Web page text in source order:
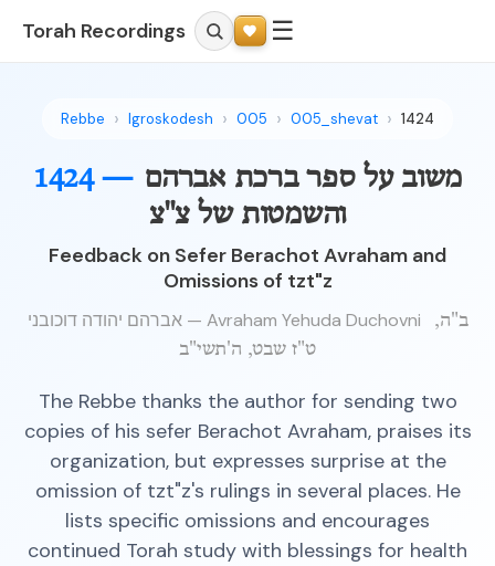
Torah Recordings ☰
Rebbe Igroskodesh 005 005_shevat 1424
1424 — משוב על ספר ברכת אברהם
והשמטות של צ"צ
Feedback on Sefer Berachot Avraham and
Omissions of tzt"z
אברהם יהודה דוכובני — Avraham Yehuda Duchovni
ב"ה,
ט"ז שבט, ה'תשי"ב
The Rebbe thanks the author for sending two
copies of his sefer Berachot Avraham, praises its
organization, but expresses surprise at the
omission of tzt"z's rulings in several places. He
lists specific omissions and encourages
continued Torah study with blessings for health